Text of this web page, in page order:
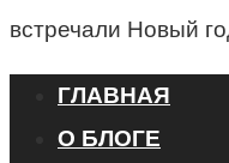
встречали Новый
ГЛАВНАЯ
О БЛОГЕ